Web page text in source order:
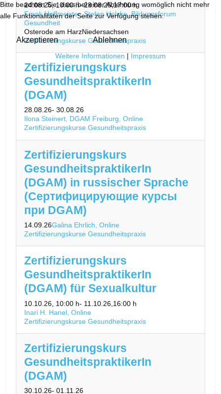
24.08.26, 10:00 h- 28.08.26,17:00 h
Frank Hoffmeister, Stefan Holzke, Bildungsforum
Gesundheit
Osterode am HarzNiedersachsen
Zertifizierungskurse Gesundheitspraxis
Zertifizierungskurs
GesundheitspraktikerIn
(DGAM)
28.08.26- 30.08.26
Ilona Steinert, DGAM Freiburg, Online
Zertifizierungskurse Gesundheitspraxis
Zertifizierungskurs
GesundheitspraktikerIn
(DGAM) in russischer Sprache
(Сертифицирующие курсы
при DGAM)
14.09.26Galina Ehrlich, Online
Zertifizierungskurse Gesundheitspraxis
Zertifizierungskurs
GesundheitspraktikerIn
(DGAM) für Sexualkultur
10.10.26 , 10:00 h- 11.10.26 16:00 h
Inari H. Hanel, Online
Zertifizierungskurse Gesundheitspraxis
Zertifizierungskurs
GesundheitspraktikerIn
(DGAM)
30.10.26- 01.11.26
Bitte beachten Sie, dass bei einer Ablehnung womöglich nicht mehr
alle Funktionalitäten der Seite zur Verfügung stehen.
Akzeptieren Ablehnen
Weitere Informationen | Impressum